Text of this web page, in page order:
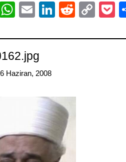
TwitterWhatsApp
EmailLinkedIn
Reddit
Haziran, 2008